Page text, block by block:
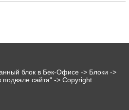
блок в Бек-Офисе -> Блоки ->
подвале сайта" -> Copyright